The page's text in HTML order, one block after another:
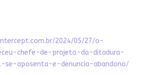
2024/05/27/o-
chefe-de-projeto-da-ditadura-
se-aposenta-e-denuncia-abandono/